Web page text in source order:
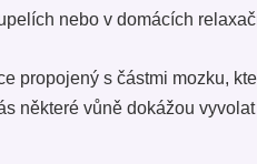
nebo v domácích
propojený s částmi mozku,
některé vůně dokážou